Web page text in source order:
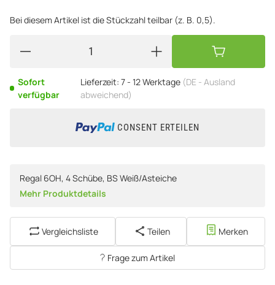
Bei diesem Artikel ist die Stückzahl teilbar (z. B. 0,5).
Sofort
verfügbar
Lieferzeit: 7 - 12 Werktage (DE - Ausland
abweichend)
CONSENT ERTEILEN
Regal 6OH, 4 Schübe, BS Weiß/Asteiche
Mehr Produktdetails
Vergleichsliste Teilen Merken
Frage zum Artikel